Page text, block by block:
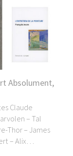
Absolument,
Claude
– Tal
Thor – James
– Alix…